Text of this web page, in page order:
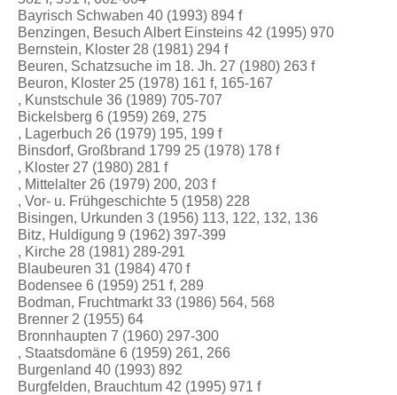
Bayrisch Schwaben 40 (1993) 894 f
Benzingen, Besuch Albert Einsteins 42 (1995) 970
Bernstein, Kloster 28 (1981) 294 f
Beuren, Schatzsuche im 18. Jh. 27 (1980) 263 f
Beuron, Kloster 25 (1978) 161 f, 165-167
, Kunstschule 36 (1989) 705-707
Bickelsberg 6 (1959) 269, 275
, Lagerbuch 26 (1979) 195, 199 f
Binsdorf, Großbrand 1799 25 (1978) 178 f
, Kloster 27 (1980) 281 f
, Mittelalter 26 (1979) 200, 203 f
, Vor- u. Frühgeschichte 5 (1958) 228
Bisingen, Urkunden 3 (1956) 113, 122, 132, 136
Bitz, Huldigung 9 (1962) 397-399
, Kirche 28 (1981) 289-291
Blaubeuren 31 (1984) 470 f
Bodensee 6 (1959) 251 f, 289
Bodman, Fruchtmarkt 33 (1986) 564, 568
Brenner 2 (1955) 64
Bronnhaupten 7 (1960) 297-300
, Staatsdomäne 6 (1959) 261, 266
Burgenland 40 (1993) 892
Burgfelden, Brauchtum 42 (1995) 971 f